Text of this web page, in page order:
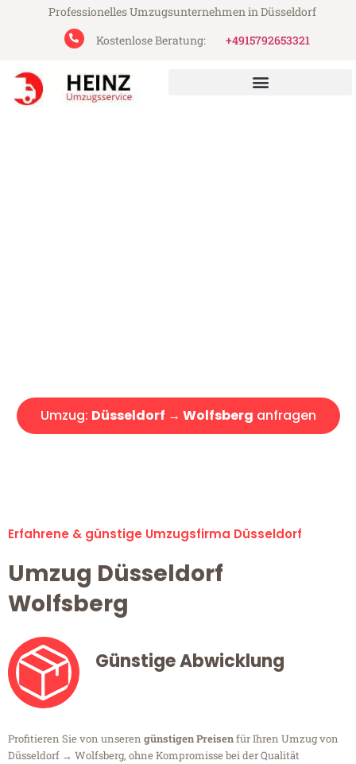
Professionelles Umzugsunternehmen in Düsseldorf
Kostenlose Beratung:
+4915792653321
Umzug: Düsseldorf → Wolfsberg anfragen
Erfahrene & günstige Umzugsfirma Düsseldorf
Umzug Düsseldorf
Wolfsberg
Günstige Abwicklung
Profitieren Sie von unseren günstigen Preisenfür Ihren Umzug von
Düsseldorf → Wolfsberg, ohne Kompromisse bei der Qualität